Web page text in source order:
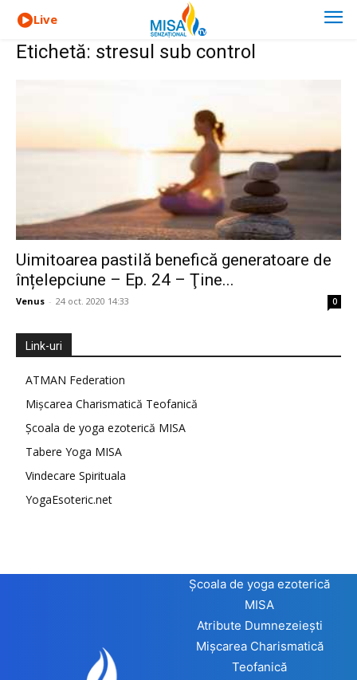
Live
Etichetă: stresul sub control
Uimitoarea pastilă benefică generatoare de
înțelepciune – Ep. 24 – Ţine...
Venus - 24 oct. 2020 14:33 0
Link-uri
ATMAN Federation
Mișcarea Charismatică Teofanică
Școala de yoga ezoterică MISA
Tabere Yoga MISA
Vindecare Spirituala
YogaEsoteric.net
Școala de yoga ezoterică
MISA
Atribute Dumnezeiești
Mișcarea Charismatică
Teofanică